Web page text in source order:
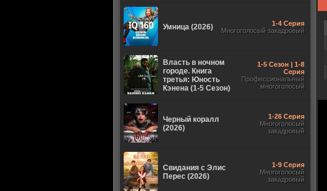
Умница (2026)
1-4 Серия
Многоголосый закадровый
Власть в ночном
городе. Книга
третья: Юность
Кэнена (1-5 Сезон)
1-5 Сезон | 1-8
Серия
Профессиональный
многоголосый
Черный коралл
(2026)
1-26 Серия
Многоголосый
закадровый
Свидания с Элис
Перес (2026)
1-9 Серия
Многоголосый
закадровый